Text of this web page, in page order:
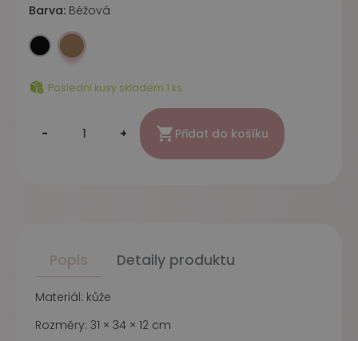
Barva: Béžová
ČernáBéžová
Poslední kusy skladem 1 ks
- +  Přidat do košíku
Popis Detaily produktu
Materiál: kůže
Rozměry: 31 × 34 × 12 cm